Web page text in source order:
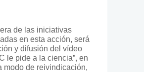
de las iniciativas
en esta acción, será
y difusión del vídeo
le pide a la ciencia”, en
modo de reivindicación,